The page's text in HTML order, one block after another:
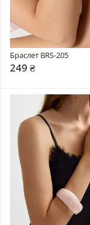
Браслет BRS-205
249 ₴